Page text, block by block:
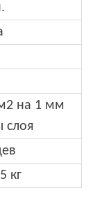
на 1 мм
слоя
кг